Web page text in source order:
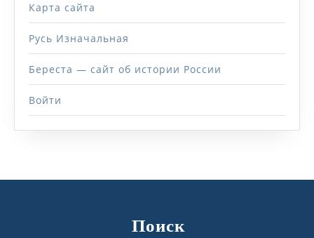
Карта сайта
Русь Изначальная
Береста — сайт об истории России
Войти
Поиск